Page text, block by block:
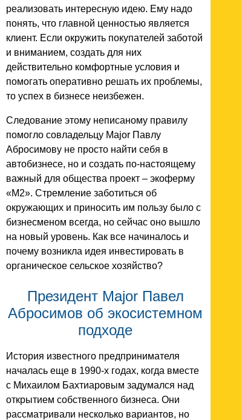
реализовать интересную идею. Ему надо
понять, что главной ценностью является
клиент. Если окружить покупателей заботой
и вниманием, создать для них
действительно комфортные условия и
помогать оперативно решать их проблемы,
то успех в бизнесе неизбежен.
Следование этому неписаному правилу
помогло совладельцу Major Павлу
Абросимову не просто найти себя в
автобизнесе, но и создать по-настоящему
важный для общества проект – экоферму
«М2». Стремление заботиться об
окружающих и приносить им пользу было с
бизнесменом всегда, но сейчас оно вышло
на новый уровень. Как все начиналось и
почему возникла идея инвестировать в
органическое сельское хозяйство?
Президент Major Павел
Абросимов об экосистемном
подходе
История известного предпринимателя
началась еще в 1990-х годах, когда вместе
с Михаилом Бахтиаровым задумался над
открытием собственного бизнеса. Они
рассматривали несколько вариантов, но